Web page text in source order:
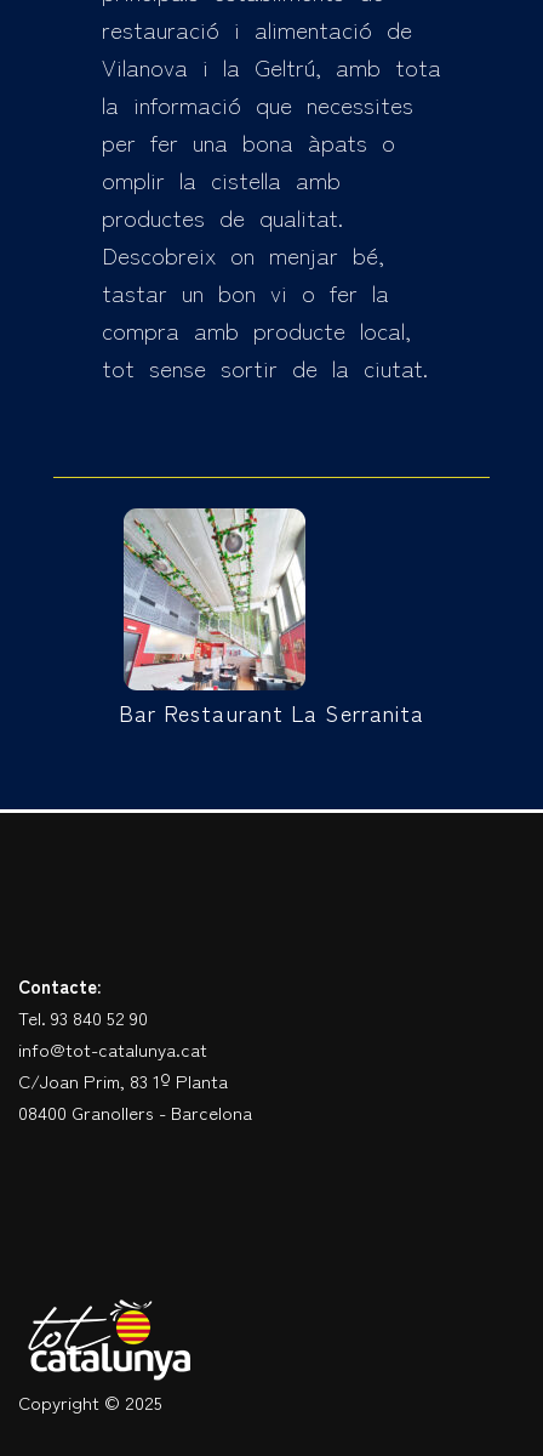
restauració i alimentació de
Vilanova i la Geltrú, amb tota
la informació que necessites
per fer una bona àpats o
omplir la cistella amb
productes de qualitat.
Descobreix on menjar bé,
tastar un bon vi o fer la
compra amb producte local,
tot sense sortir de la ciutat.
Bar Restaurant La Serranita
Contacte:
Tel. 93 840 52 90
info@tot-catalunya.cat
C/Joan Prim, 83 1º Planta
08400 Granollers - Barcelona
Copyright © 2025